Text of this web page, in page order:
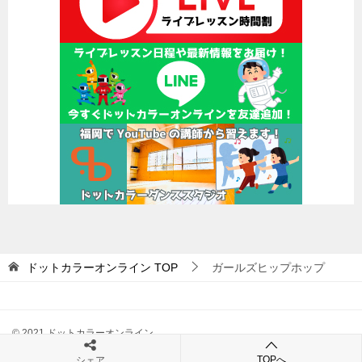
ドットカラーオンライン TOP ガールズヒップホップ
© 2021 ドットカラーオンライン
TOPへ